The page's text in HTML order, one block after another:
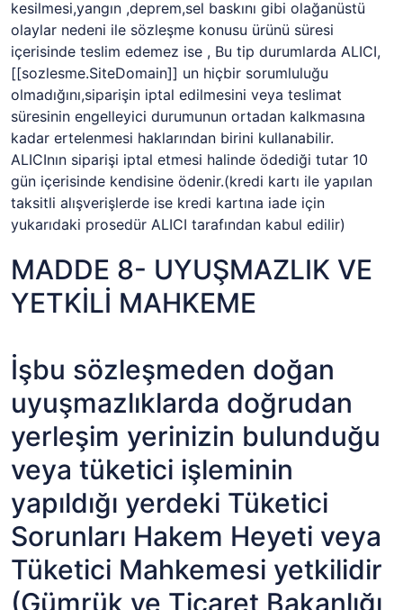
kesilmesi,yangın ,deprem,sel baskını gibi olağanüstü
olaylar nedeni ile sözleşme konusu ürünü süresi
içerisinde teslim edemez ise , Bu tip durumlarda ALICI,
[[sozlesme.SiteDomain]] un hiçbir sorumluluğu
olmadığını,siparişin iptal edilmesini veya teslimat
süresinin engelleyici durumunun ortadan kalkmasına
kadar ertelenmesi haklarından birini kullanabilir.
ALICInın siparişi iptal etmesi halinde ödediği tutar 10
gün içerisinde kendisine ödenir.(kredi kartı ile yapılan
taksitli alışverişlerde ise kredi kartına iade için
yukarıdaki prosedür ALICI tarafından kabul edilir)
MADDE 8- UYUŞMAZLIK VE
YETKİLİ MAHKEME
İşbu sözleşmeden doğan
uyuşmazlıklarda doğrudan
yerleşim yerinizin bulunduğu
veya tüketici işleminin
yapıldığı yerdeki Tüketici
Sorunları Hakem Heyeti veya
Tüketici Mahkemesi yetkilidir
(Gümrük ve Ticaret Bakanlığı